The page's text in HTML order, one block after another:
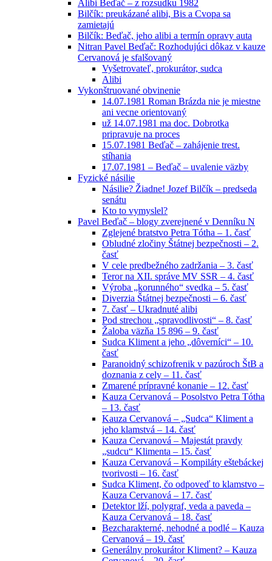
Alibi Beďač – z rozsudku 1982
Bilčík: preukázané alibi, Bis a Cvopa sa
zamietajú
Bilčík: Beďač, jeho alibi a termín opravy auta
Nitran Pavel Beďač: Rozhodujúci dôkaz v kauze
Cervanová je sfalšovaný
Vyšetrovateľ, prokurátor, sudca
Alibi
Vykonštruované obvinenie
14.07.1981 Roman Brázda nie je miestne
ani vecne orientovaný
už 14.07.1981 ma doc. Dobrotka
pripravuje na proces
15.07.1981 Beďač – zahájenie trest.
stíhania
17.07.1981 – Beďač – uvalenie väzby
Fyzické násilie
Násilie? Žiadne! Jozef Bilčík – predseda
senátu
Kto to vymyslel?
Pavel Beďač – blogy zverejnené v Denníku N
Zglejené bratstvo Petra Tótha – 1. časť
Obludné zločiny Štátnej bezpečnosti – 2.
časť
V cele predbežného zadržania – 3. časť
Teror na XII. správe MV SSR – 4. časť
Výroba „korunného“ svedka – 5. časť
Diverzia Štátnej bezpečnosti – 6. časť
7. časť – Ukradnuté alibi
Pod strechou „spravodlivosti“ – 8. časť
Žaloba väzňa 15 896 – 9. časť
Sudca Kliment a jeho „dôverníci“ – 10.
časť
Paranoidný schizofrenik v pazúroch ŠtB a
doznania z cely – 11. časť
Zmarené prípravné konanie – 12. časť
Kauza Cervanová – Posolstvo Petra Tótha
– 13. časť
Kauza Cervanová – „Sudca“ Kliment a
jeho klamstvá – 14. časť
Kauza Cervanová – Majestát pravdy
„sudcu“ Klimenta – 15. časť
Kauza Cervanová – Kompiláty eštebáckej
tvorivosti – 16. časť
Sudca Kliment, čo odpoveď to klamstvo –
Kauza Cervanová – 17. časť
Detektor lží, polygraf, veda a paveda –
Kauza Cervanová – 18. časť
Bezcharakterné, nehodné a podlé – Kauza
Cervanová – 19. časť
Generálny prokurátor Kliment? – Kauza